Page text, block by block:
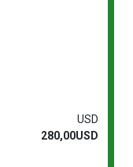
USD
280,00USD